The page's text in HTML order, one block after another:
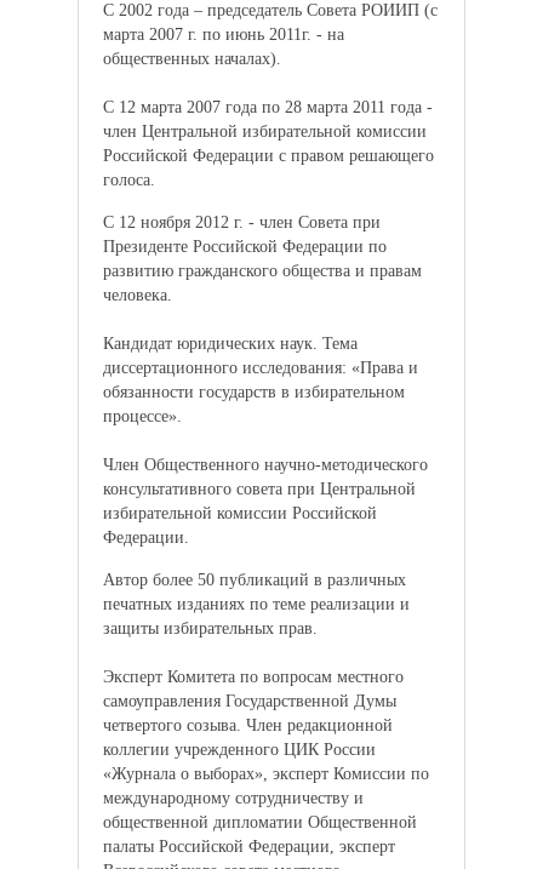
С 2002 года – председатель Совета РОИИП (с
марта 2007 г. по июнь 2011г. - на
общественных началах).
С 12 марта 2007 года по 28 марта 2011 года -
член Центральной избирательной комиссии
Российской Федерации с правом решающего
голоса.
С 12 ноября 2012 г. - член Совета при
Президенте Российской Федерации по
развитию гражданского общества и правам
человека.
Кандидат юридических наук. Тема
диссертационного исследования: «Права и
обязанности государств в избирательном
процессе».
Член Общественного научно-методического
консультативного совета при Центральной
избирательной комиссии Российской
Федерации.
Автор более 50 публикаций в различных
печатных изданиях по теме реализации и
защиты избирательных прав.
Эксперт Комитета по вопросам местного
самоуправления Государственной Думы
четвертого созыва. Член редакционной
коллегии учрежденного ЦИК России
«Журнала о выборах», эксперт Комиссии по
международному сотрудничеству и
общественной дипломатии Общественной
палаты Российской Федерации, эксперт